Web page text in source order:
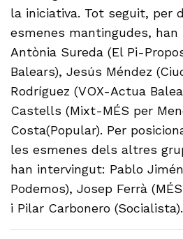
la iniciativa. Tot seguit, per
esmenes mantingudes,
Antònia Sureda (El Pi-
Balears), Jesús Méndez
Rodríguez (VOX-Actua
Castells (Mixt-MÉS per
Costa(Popular). Per
les esmenes dels altres
han intervingut: Pablo
Podemos), Josep Ferrà
i Pilar Carbonero (Socialista).